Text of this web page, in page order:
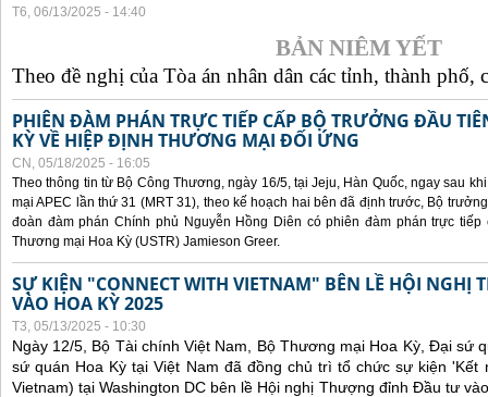
T6, 06/13/2025 - 14:40
BẢN NIÊM YẾT
Theo đề nghị của Tòa án nhân dân các tỉnh, thành phố,
PHIÊN ĐÀM PHÁN TRỰC TIẾP CẤP BỘ TRƯỞNG ĐẦU
KỲ VỀ HIỆP ĐỊNH THƯƠNG MẠI ĐỐI ỨNG
CN, 05/18/2025 - 16:05
Theo thông tin từ Bộ Công Thương, ngày 16/5, tại Jeju, Hàn Quốc, ngay sau
mại APEC lần thứ 31 (MRT 31), theo kế hoạch hai bên đã định trước, Bộ
đoàn đàm phán Chính phủ Nguyễn Hồng Diên có phiên đàm phán trực
Thương mại Hoa Kỳ (USTR) Jamieson Greer.
SỰ KIỆN "CONNECT WITH VIETNAM" BÊN LỀ HỘI
VÀO HOA KỲ 2025
T3, 05/13/2025 - 10:30
Ngày 12/5, Bộ Tài chính Việt Nam, Bộ Thương mại Hoa Kỳ, Đại sứ
sứ quán Hoa Kỳ tại Việt Nam đã đồng chủ trì tổ chức sự kiện 'Kết
Vietnam) tại Washington DC bên lề Hội nghị Thượng đỉnh Đầu tư